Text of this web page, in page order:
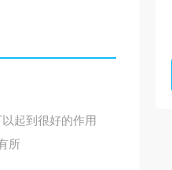
起到很好的作用
所